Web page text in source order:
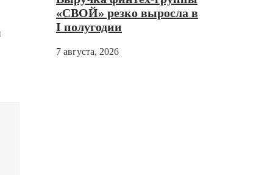
«СВОЙ» резко выросла в
I полугодии
7 августа, 2026